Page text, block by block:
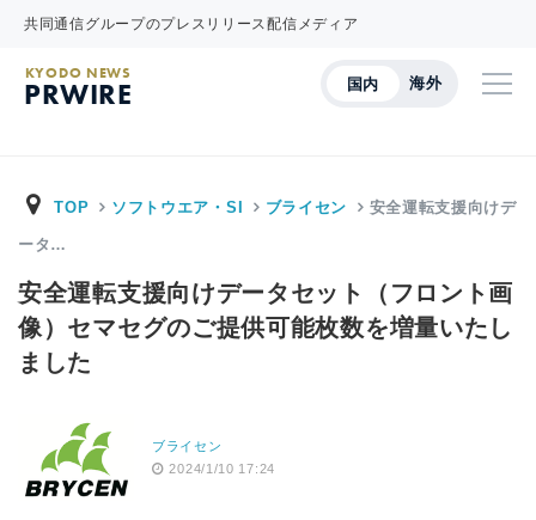
共同通信グループのプレスリリース配信メディア
国内 海外
KYODO NEWS
PRWIRE
TOP ソフトウエア・SI ブライセン 安全運転支援向けデ
ータ…
安全運転支援向けデータセット（フロント画
像）セマセグのご提供可能枚数を増量いたし
ました
ブライセン
2024/1/10 17:24